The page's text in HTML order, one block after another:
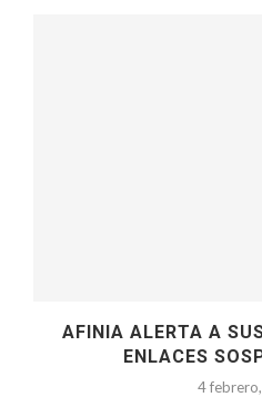
AFINIA ALERTA A
ENLACES
4